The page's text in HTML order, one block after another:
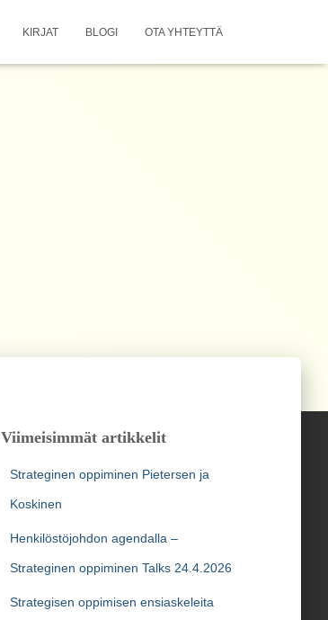
KIRJAT BLOGI OTA YHTEYTTÄ
Viimeisimmät artikkelit
Strateginen oppiminen Pietersen ja
Koskinen
Henkilöstöjohdon agendalla –
Strateginen oppiminen Talks 24.4.2026
Strategisen oppimisen ensiaskeleita